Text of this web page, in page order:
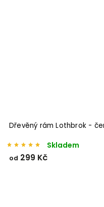
Dřevěný rám
Skladem
od 299 Kč